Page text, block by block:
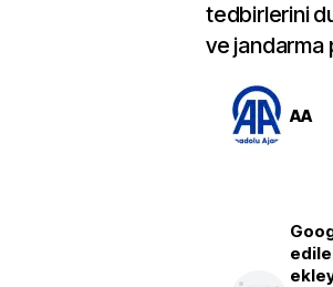
tedbirlerini
ve jandarma
AA